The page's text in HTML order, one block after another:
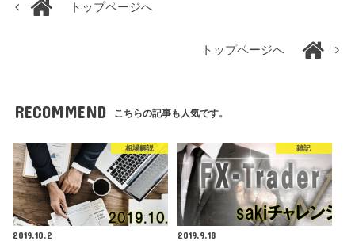
トップページへ
トップページへ
RECOMMEND こちらの記事も人気です。
相場解説
2019.10.2
雑記
2019.9.18